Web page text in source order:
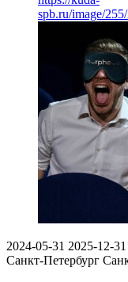
spb.ru/image/
2024-05-31 2025-12-31
Санкт-Петербург